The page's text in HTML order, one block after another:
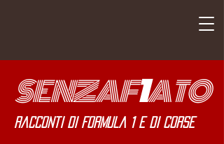
SENZAF1ATO
Racconti di Formula 1 e di corse